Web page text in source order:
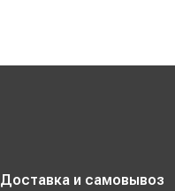
Доставка и самовывоз